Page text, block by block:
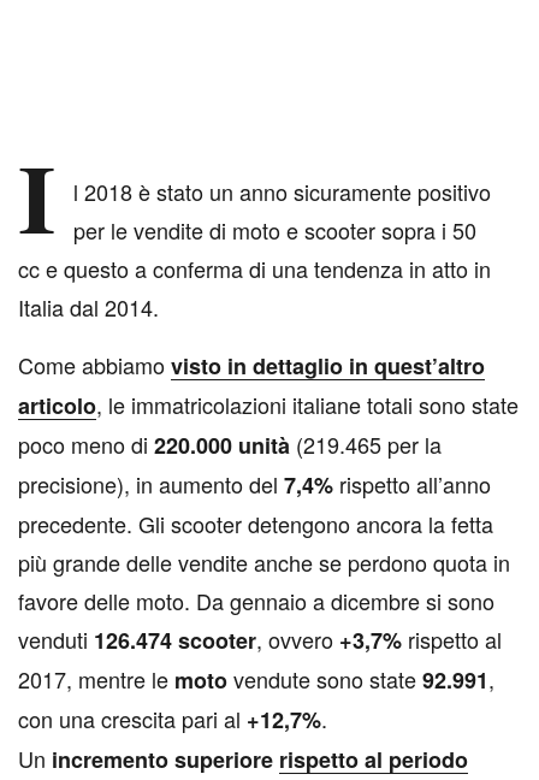
I
l 2018 è stato un anno sicuramente positivo
per le vendite di moto e scooter sopra i 50
cc e questo a conferma di una tendenza in atto in
Italia dal 2014.
Come abbiamovisto in dettaglio in quest’altro
articolo, le immatricolazioni italiane totali sono state
poco meno di 220.000 unità (219.465 per la
precisione), in aumento del 7,4% rispetto all’anno
precedente. Gli scooter detengono ancora la fetta
più grande delle vendite anche se perdono quota in
favore delle moto. Da gennaio a dicembre si sono
venduti 126.474 scooter, ovvero +3,7% rispetto al
2017, mentre le motovendute sono state92.991,
con una crescita pari al +12,7%.
Un incremento superiore rispetto al periodo